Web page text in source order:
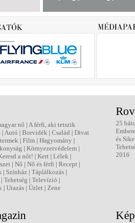
nő | A férfi, aki tetszik
| Autó | Borvidék | Család | Divat
| Film | Hagyomány |
| Környezetvédelem |
a nőt! | Kert | Lélek |
| Nő | Nő és férfi | Recept |
| Színház | Táplálkozás |
| Tehetség | Televízió |
| Utazás | Üzlet | Zene
25
és
2016